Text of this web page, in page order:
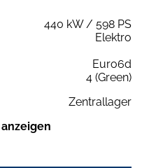
440 kW / 598 PS
Elektro
Euro6d
4 (Green)
Zentrallager